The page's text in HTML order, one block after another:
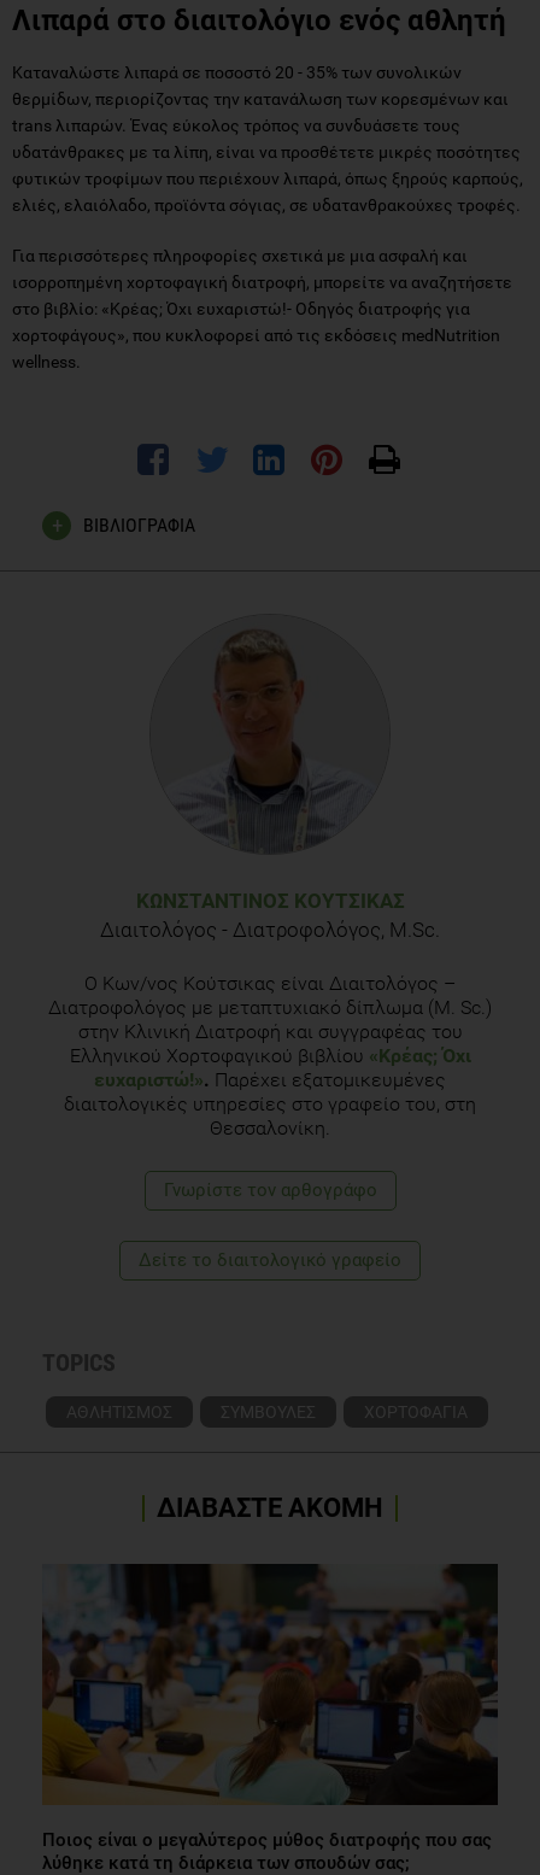
Λιπαρά στο διαιτολόγιο ενός αθλητή
Καταναλώστε λιπαρά σε ποσοστό 20 - 35% των συνολικών
θερμίδων, περιορίζοντας την κατανάλωση των κορεσμένων και
trans λιπαρών. Ένας εύκολος τρόπος να συνδυάσετε τους
υδατάνθρακες με τα λίπη, είναι να προσθέτετε μικρές ποσότητες
φυτικών τροφίμων που περιέχουν λιπαρά, όπως ξηρούς καρπούς,
ελιές, ελαιόλαδο, προϊόντα σόγιας, σε υδατανθρακούχες τροφές.
Για περισσότερες πληροφορίες σχετικά με μια ασφαλή και
ισορροπημένη χορτοφαγική διατροφή, μπορείτε να αναζητήσετε
στο βιβλίο: «Κρέας; Όχι ευχαριστώ!- Οδηγός διατροφής για
χορτοφάγους», που κυκλοφορεί από τις εκδόσεις medΝutrition
wellness.
ΒΙΒΛΙΟΓΡΑΦΙΑ
Vegetarian Nutrition: Α Dietetic Practice Group of the
American Dietetic Association. Sports Nutrition for
Vegetarians. (Accessed 20 June 2013). Available from:
http://vegetariannutrition.net/docs/Sports-Vegetarian-
ΚΩΝΣΤΑΝΤΊΝΟΣ ΚΟΎΤΣΙΚΑΣ
Διαιτολόγος - Διατροφολόγος, Μ.Sc.
Ο Κων/νος Κούτσικας είναι Διαιτολόγος –
Διατροφολόγος με μεταπτυχιακό δίπλωμα (Μ. Sc.)
στην Κλινική Διατροφή και συγγραφέας του
Ελληνικού Χορτοφαγικού βιβλίου «Κρέας; Όχι
ευχαριστώ!». Παρέχει εξατομικευμένες
διαιτολογικές υπηρεσίες στο γραφείο του, στη
Θεσσαλονίκη.
Γνωρίστε τoν αρθογράφο
Δείτε το διαιτολογικό γραφείο
TOPICS
ΑΘΛΗΤΙΣΜΟΣ ΣΥΜΒΟΥΛΕΣ ΧΟΡΤΟΦΑΓΙΑ
ΔΙΑΒΑΣΤΕ ΑΚΟΜΗ
Ποιος είναι ο μεγαλύτερος μύθος διατροφής που σας
λύθηκε κατά τη διάρκεια των σπουδών σας;